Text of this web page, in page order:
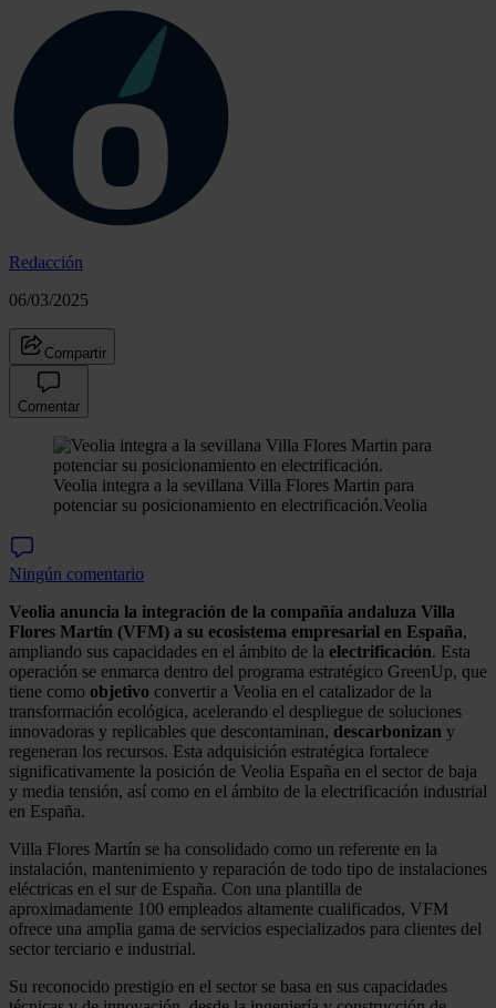
Redacción
06/03/2025
Compartir
Comentar
Veolia integra a la sevillana Villa Flores Martin para
potenciar su posicionamiento en electrificación.Veolia
Ningún comentario
Veolia anuncia la integración de la compañía andaluza Villa
Flores Martín (VFM) a su ecosistema empresarial en España,
ampliando sus capacidades en el ámbito de la electrificación. Esta
operación se enmarca dentro del programa estratégico GreenUp, que
tiene como objetivo convertir a Veolia en el catalizador de la
transformación ecológica, acelerando el despliegue de soluciones
innovadoras y replicables que descontaminan, descarbonizan y
regeneran los recursos. Esta adquisición estratégica fortalece
significativamente la posición de Veolia España en el sector de baja
y media tensión, así como en el ámbito de la electrificación industrial
en España.
Villa Flores Martín se ha consolidado como un referente en la
instalación, mantenimiento y reparación de todo tipo de instalaciones
eléctricas en el sur de España. Con una plantilla de
aproximadamente 100 empleados altamente cualificados, VFM
ofrece una amplia gama de servicios especializados para clientes del
sector terciario e industrial.
Su reconocido prestigio en el sector se basa en sus capacidades